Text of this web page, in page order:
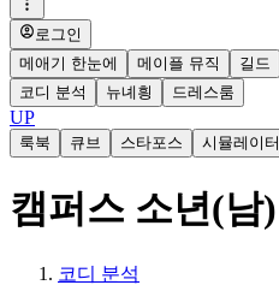
로그인
메애기 한눈에
메이플 뮤직 길드
코디 분석
뉴녜힁 드레스룸
UP
룩북 큐브 스타포스 시뮬레이터
캠퍼스 소년(남)
코디 분석